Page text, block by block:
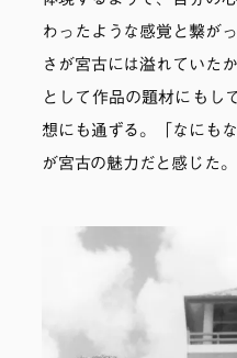
わったような感覚と繋が
さが宮古には溢れていた
として作品の題材にもし
想にも通ずる。「なにも
が宮古の魅力だと感じた。